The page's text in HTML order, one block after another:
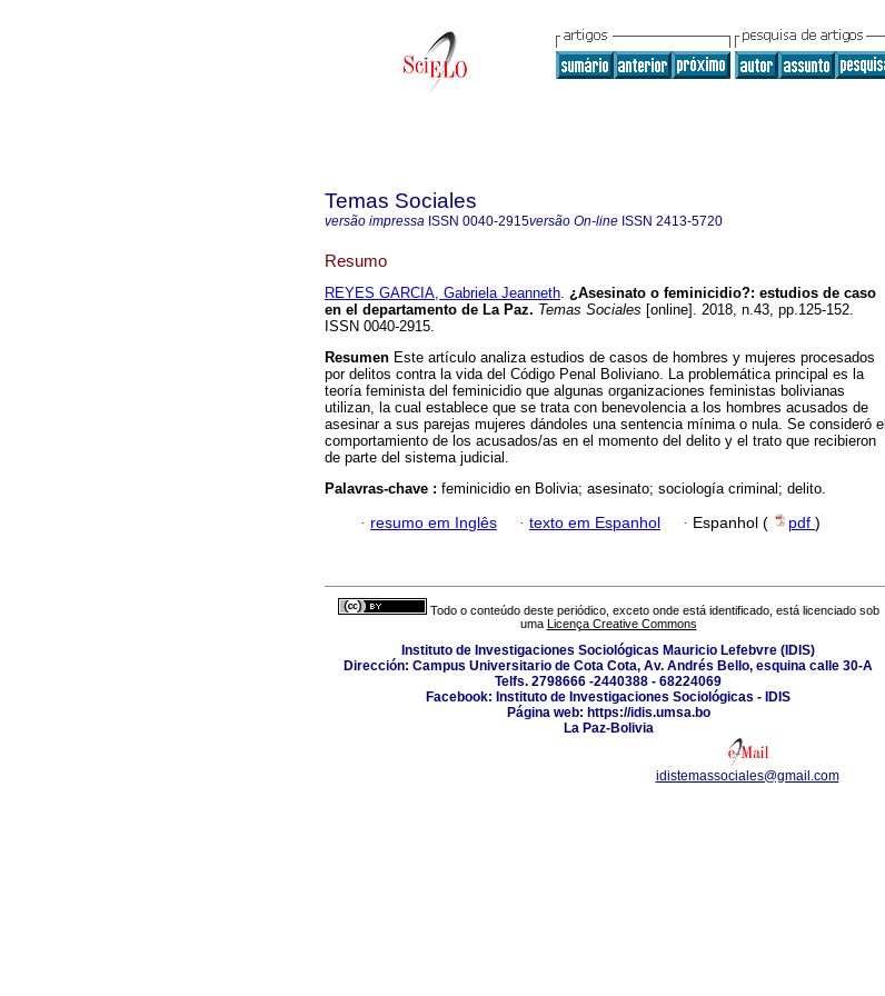
Temas Sociales
versão impressa ISSN 0040-2915versão On-line ISSN 2413-5720
Resumo
REYES GARCIA, Gabriela Jeanneth. ¿Asesinato o feminicidio?: estudios de caso
en el departamento de La Paz. Temas Sociales [online]. 2018, n.43, pp.125-152.
ISSN 0040-2915.
Resumen Este artículo analiza estudios de casos de hombres y mujeres procesados
por delitos contra la vida del Código Penal Boliviano. La problemática principal es la
teoría feminista del feminicidio que algunas organizaciones feministas bolivianas
utilizan, la cual establece que se trata con benevolencia a los hombres acusados de
asesinar a sus parejas mujeres dándoles una sentencia mínima o nula. Se consideró el
comportamiento de los acusados/as en el momento del delito y el trato que recibieron
de parte del sistema judicial.
Palavras-chave : feminicidio en Bolivia; asesinato; sociología criminal; delito.
· resumo em Inglês · texto em Espanhol · Espanhol ( pdf )
Todo o conteúdo deste periódico, exceto onde está identificado, está licenciado sob
uma Licença Creative Commons
Instituto de Investigaciones Sociológicas Mauricio Lefebvre (IDIS)
Dirección: Campus Universitario de Cota Cota, Av. Andrés Bello, esquina calle 30-A
Telfs. 2798666 -2440388 - 68224069
Facebook: Instituto de Investigaciones Sociológicas - IDIS
Página web: https://idis.umsa.bo
La Paz-Bolivia
idistemassociales@gmail.com